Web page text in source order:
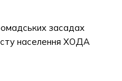
засадах
населення ХОДА